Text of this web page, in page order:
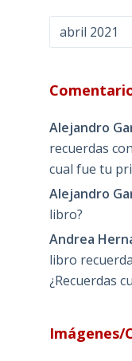
Archivos
Alejandro
recuerdas
cual fue tu
Alejandro
libro?
Andrea
libro
¿Recuerdas
Imágenes/